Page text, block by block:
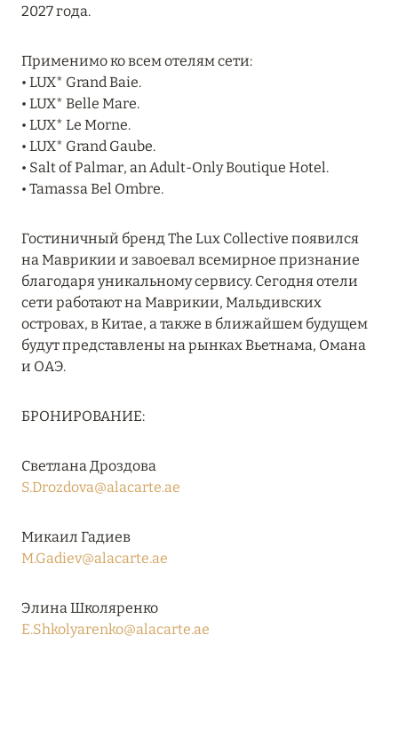
LA CARTE PREMIUM ПО ОТЕЛЮ WALDORF
Подробнее
12 ноября 2025
MANDARIN ORIENTAL JUMEIRA — SUITE
NOVEMBER
13 мая 2025
ЗАБРОНИРУЙТЕ FOUR SEASONS RESORT
DUBAI AT JUMEIRAH BEACH ПО ЛУЧШИМ
ЦЕНАМ
ATLANTIS THE PALM: НОВЫЙ ПАКЕТ
НАПИТКОВ ДЛЯ HB И FB
MANDARIN ORIENTAL JUMEIRA, DUBAI:
СКИДКИ ДО 30 % ОТ СУММЫ КОНТРАКТА НА
2027 года.
Применимо ко всем отелям сети:
• LUX* Grand Baie.
• LUX* Belle Mare.
• LUX* Le Morne.
• LUX* Grand Gaube.
• Salt of Palmar, an Adult-Only Boutique Hotel.
• Tamassa Bel Ombre.
Гостиничный бренд The Lux Collective появился
на Маврикии и завоевал всемирное признание
благодаря уникальному сервису. Сегодня отели
сети работают на Маврикии, Мальдивских
островах, в Китае, а также в ближайшем будущем
будут представлены на рынках Вьетнама, Омана
и ОАЭ.
БРОНИРОВАНИЕ:
Светлана Дроздова
S.Drozdova@alacarte.ae
Микаил Гадиев
M.Gadiev@alacarte.ae
Элина Школяренко
E.Shkolyarenko@alacarte.ae